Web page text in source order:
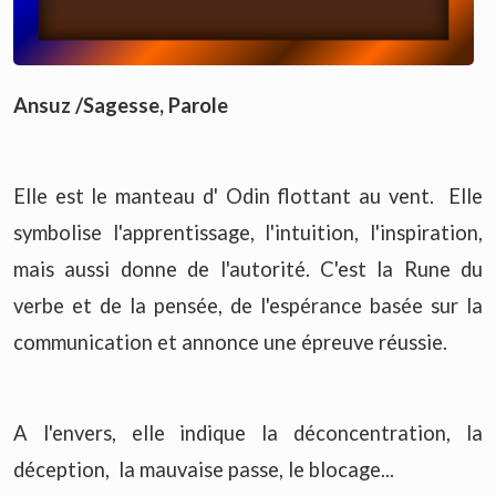
Ansuz /Sagesse, Parole
Elle est le manteau d' Odin flottant au vent. Elle
symbolise l'apprentissage, l'intuition, l'inspiration,
mais aussi donne de l'autorité. C'est la Rune du
verbe et de la pensée, de l'espérance basée sur la
communication et annonce une épreuve réussie.
A l'envers, elle indique la déconcentration, la
déception, la mauvaise passe, le blocage...